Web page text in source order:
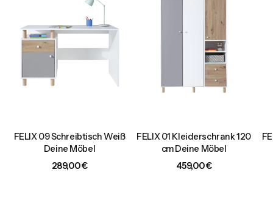
FELIX 09 Schreibtisch Weiß
Deine Möbel
Preis
289,00 €
FELIX 01 Kleiderschrank 120
cm Deine Möbel
Preis
459,00 €